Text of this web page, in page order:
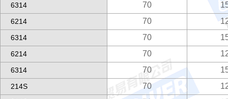
6314 70
6214 70
6314 70
6214 70
6314 70
214S 70